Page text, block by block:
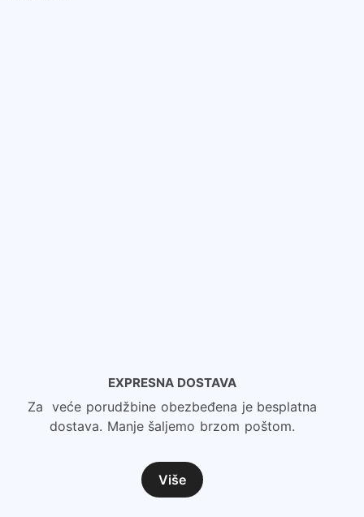
EXPRESNA DOSTAVA
Za veće porudžbine obezbeđena je besplatna
dostava. Manje šaljemo brzom poštom.
Više